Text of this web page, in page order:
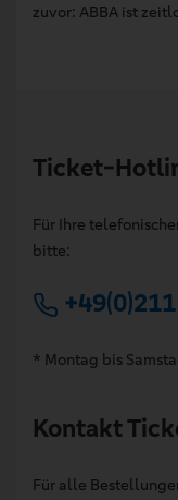
zuvor: ABBA ist
Ticket-
Für Ihre
bitte:
* Montag bis
Kontakt
Für alle